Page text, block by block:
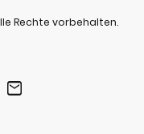
Rechte vorbehalten.